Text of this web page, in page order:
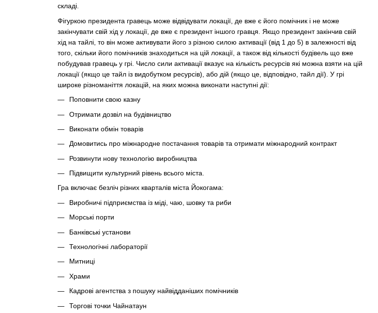
складі.
Фігуркою президента гравець може відвідувати локації, де вже є його помічник і не може
закінчувати свій хід у локації, де вже є президент іншого гравця. Якщо президент закінчив свій
хід на тайлі, то він може активувати його з різною силою активації (від 1 до 5) в залежності від
того, скільки його помічників знаходиться на цій локації, а також від кількості будівель що вже
побудував гравець у грі. Число сили активації вказує на кількість ресурсів які можна взяти на цій
локації (якщо це тайл із видобутком ресурсів), або дій (якщо це, відповідно, тайл дії). У грі
широке різноманіття локацій, на яких можна виконати наступні дії:
Поповнити свою казну
Отримати дозвіл на будівництво
Виконати обмін товарів
Домовитись про міжнародне постачання товарів та отримати міжнародний контракт
Розвинути нову технологію виробництва
Підвищити культурний рівень всього міста.
Гра включає безліч різних кварталів міста Йокогама:
Виробничі підприємства із міді, чаю, шовку та риби
Морські порти
Банківські установи
Технологічні лабораторії
Митниці
Храми
Кадрові агентства з пошуку найвідданіших помічників
Торгові точки Чайнатаун